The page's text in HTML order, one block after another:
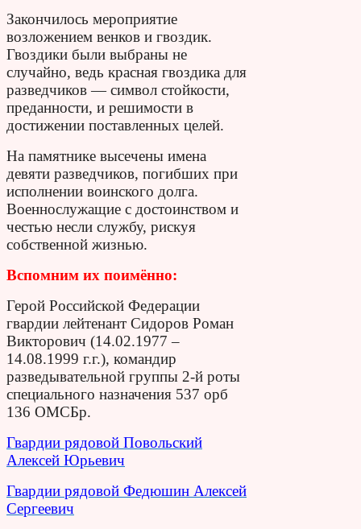
Закончилось мероприятие
возложением венков и гвоздик.
Гвоздики были выбраны не
случайно, ведь красная гвоздика для
разведчиков — символ стойкости,
преданности, и решимости в
достижении поставленных целей.
На памятнике высечены имена
девяти разведчиков, погибших при
исполнении воинского долга.
Военнослужащие с достоинством и
честью несли службу, рискуя
собственной жизнью.
Вспомним их поимённо:
Герой Российской Федерации
гвардии лейтенант Сидоров Роман
Викторович (14.02.1977 –
14.08.1999 г.г.), командир
разведывательной группы 2-й роты
специального назначения 537 орб
136 ОМСБр.
Гвардии рядовой Повольский
Алексей Юрьевич
Гвардии рядовой Федюшин Алексей
Сергеевич